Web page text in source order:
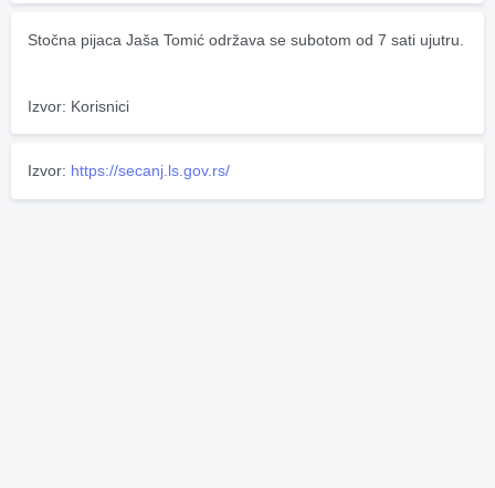
Stočna pijaca Jaša Tomić održava se subotom od 7 sati ujutru.
Izvor: Korisnici
Izvor: https://secanj.ls.gov.rs/